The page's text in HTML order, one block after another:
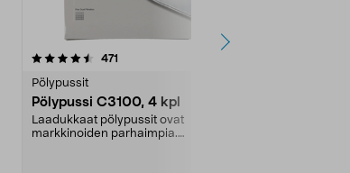
471
Pölypussit
Pölypussi C3100, 4 kpl
Laadukkaat pölypussit ovat
markkinoiden parhaimpia.
4.5viidestä